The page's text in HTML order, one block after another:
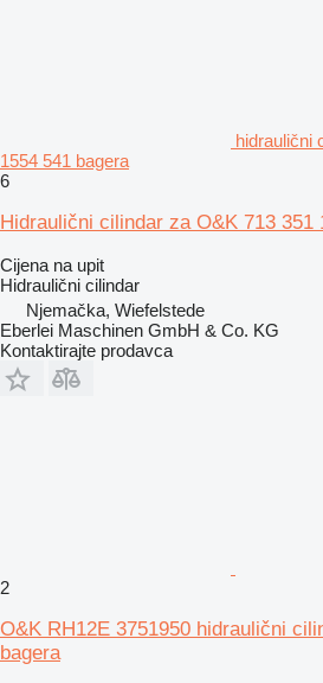
hidraulični
1554 541 bagera
6
Hidraulični cilindar za O&K 713 351
Cijena na upit
Hidraulični cilindar
Njemačka, Wiefelstede
Eberlei Maschinen GmbH & Co. KG
Kontaktirajte prodavca
2
O&K RH12E 3751950 hidraulični
bagera